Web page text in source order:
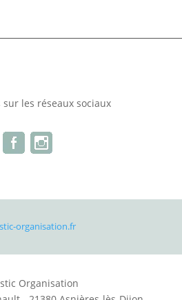
sur les réseaux sociaux
organisation.fr
Organisation